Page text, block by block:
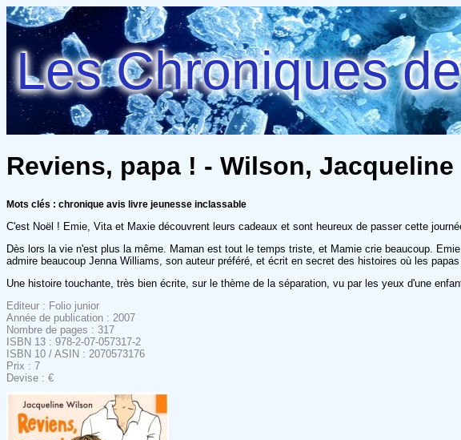
Les Chroniques
Reviens, papa ! - Wilson, Jacqueline
Mots clés : chronique avis livre jeunesse inclassable
C'est Noël ! Emie, Vita et Maxie découvrent leurs cadeaux et sont heureux de passer cette
Dès lors la vie n'est plus la même. Maman est tout le temps triste, et Mamie crie beaucoup.
admire beaucoup Jenna Williams, son auteur préféré, et écrit en secret des histoires où les papas
Une histoire touchante, très bien écrite, sur le thème de la séparation, vu par les yeux d'une
Editeur : Folio junior
Année de publication : 2007
Nombre de pages : 317
ISBN 13 : 978-2-07-057317-2
ISBN 10 / ASIN : 2070573176
Prix : 7
Devise : €